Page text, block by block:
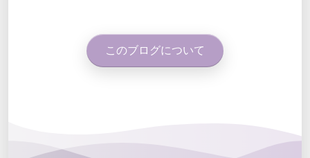
このブログについて